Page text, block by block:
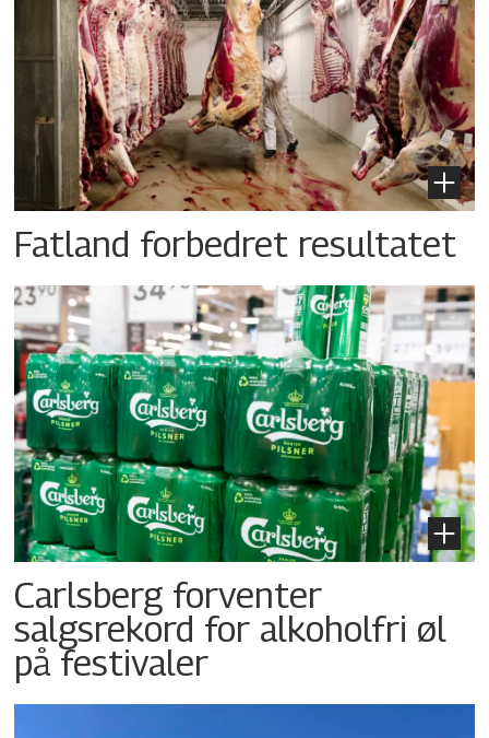
Fatland forbedret resultatet
Carlsberg forventer
salgsrekord for alkoholfri øl
på festivaler